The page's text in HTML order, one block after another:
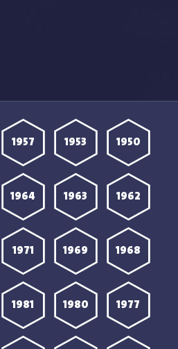
1950
1953
1957
1962
1963
1964
1968
1969
1971
1977
1980
1981